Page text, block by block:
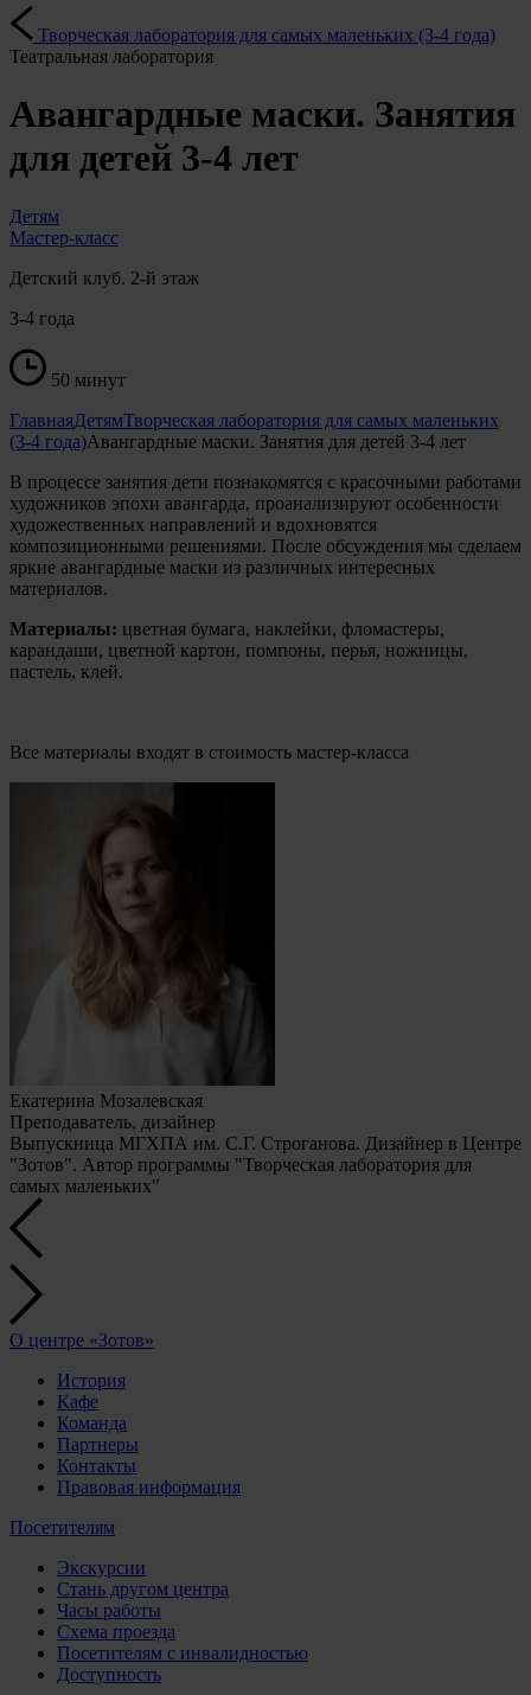
Творческая лаборатория для самых маленьких (3-4 года)
Театральная лаборатория
Авангардные маски. Занятия
для детей 3-4 лет
Детям
Мастер-класс
Детский клуб. 2-й этаж
3-4 года
50 минут
ГлавнаяДетямТворческая лаборатория для самых маленьких
(3-4 года)Авангардные маски. Занятия для детей 3-4 лет
В процессе занятия дети познакомятся с красочными работами
художников эпохи авангарда, проанализируют особенности
художественных направлений и вдохновятся
композиционными решениями. После обсуждения мы сделаем
яркие авангардные маски из различных интересных
материалов.
Материалы: цветная бумага, наклейки, фломастеры,
карандаши, цветной картон, помпоны, перья, ножницы,
пастель, клей.
Все материалы входят в стоимость мастер-класса
Екатерина Мозалевская
Преподаватель, дизайнер
Выпускница МГХПА им. С.Г. Строганова. Дизайнер в Центре
"Зотов". Автор программы "Творческая лаборатория для
самых маленьких"
О центре «Зотов»
История
Кафе
Команда
Партнеры
Контакты
Правовая информация
Посетителям
Экскурсии
Стань другом центра
Часы работы
Схема проезда
Посетителям с инвалидностью
Доступность